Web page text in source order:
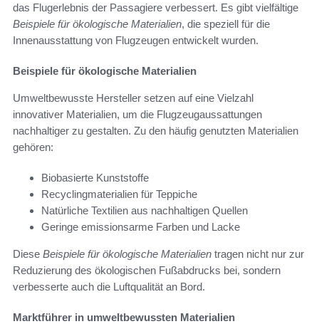
das Flugerlebnis der Passagiere verbessert. Es gibt vielfältige
Beispiele für ökologische Materialien, die speziell für die
Innenausstattung von Flugzeugen entwickelt wurden.
Beispiele für ökologische Materialien
Umweltbewusste Hersteller setzen auf eine Vielzahl
innovativer Materialien, um die Flugzeugaussattungen
nachhaltiger zu gestalten. Zu den häufig genutzten Materialien
gehören:
Biobasierte Kunststoffe
Recyclingmaterialien für Teppiche
Natürliche Textilien aus nachhaltigen Quellen
Geringe emissionsarme Farben und Lacke
Diese Beispiele für ökologische Materialien tragen nicht nur zur
Reduzierung des ökologischen Fußabdrucks bei, sondern
verbesserte auch die Luftqualität an Bord.
Marktführer in umweltbewussten Materialien